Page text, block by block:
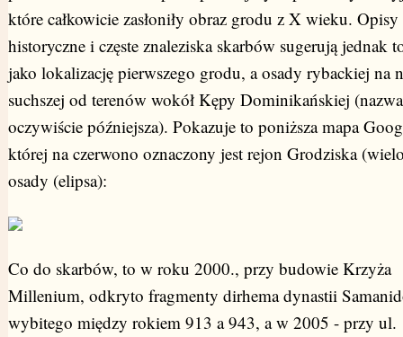
które całkowicie zasłoniły obraz grodu z X wieku. Opisy
historyczne i częste znaleziska skarbów sugerują jednak
jako lokalizację pierwszego grodu, a osady rybackiej na
suchszej od terenów wokół Kępy Dominikańskiej (nazwa
oczywiście późniejsza). Pokazuje to poniższa mapa
której na czerwono oznaczony jest rejon Grodziska
osady (elipsa):
Co do skarbów, to w roku 2000., przy budowie Krzyża
Millenium, odkryto fragmenty dirhema dynastii
wybitego między rokiem 913 a 943, a w 2005 - przy ul.